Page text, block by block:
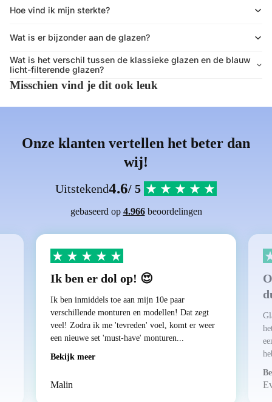
Hoe vind ik mijn sterkte?
Wat is er bijzonder aan de glazen?
Wat is het verschil tussen de klassieke glazen en de blauw
licht-filterende glazen?
Misschien vind je dit ook leuk
Onze klanten vertellen het beter dan
wij!
Uitstekend4.6/ 5
gebaseerd op 4.966beoordelingen
Ik ben er dol op! 😍
Ik ben inmiddels toe aan mijn 10e paar
verschillende monturen en modellen! Dat zegt
veel! Zodra ik me 'tevreden' voel, komt er weer
een nieuwe set 'must-have' monturen...
Bekijk meer
Malin